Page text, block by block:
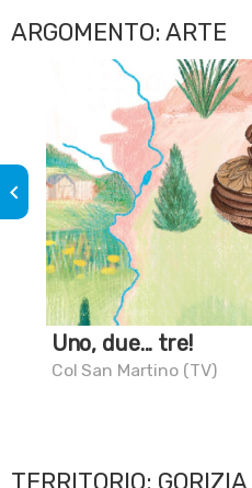
ARGOMENTO: ARTE
Uno, due... tre!
Col San Martino (TV)
keyboard_arrow_left